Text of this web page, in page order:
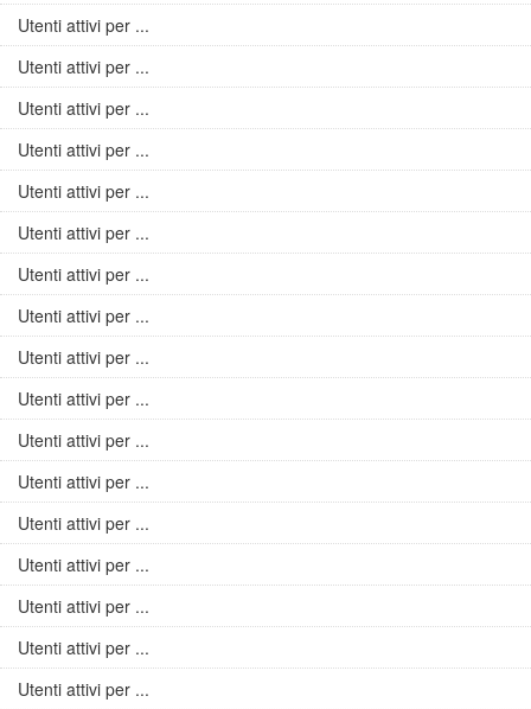
Utenti attivi per ...
Utenti attivi per ...
Utenti attivi per ...
Utenti attivi per ...
Utenti attivi per ...
Utenti attivi per ...
Utenti attivi per ...
Utenti attivi per ...
Utenti attivi per ...
Utenti attivi per ...
Utenti attivi per ...
Utenti attivi per ...
Utenti attivi per ...
Utenti attivi per ...
Utenti attivi per ...
Utenti attivi per ...
Utenti attivi per ...